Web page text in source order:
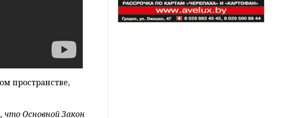
пространстве,
что Основной Закон